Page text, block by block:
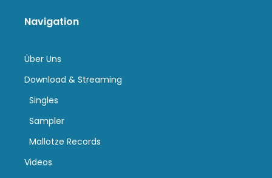
Navigation
Über Uns
Download & Streaming
Singles
Sampler
Mallotze Records
Videos